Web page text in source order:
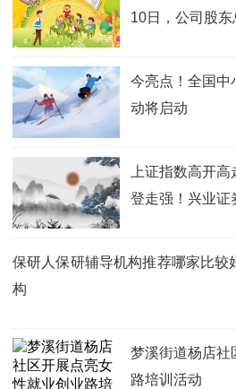
10日，公司股
今亮点！全国中
动将启动
上证指数高开
登走强！兴业证
保研人保研辅导机构推荐哪家比较
构
梦溪街道杨店社
路培训活动